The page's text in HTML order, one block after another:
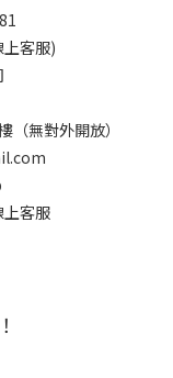
客服)
無對外開放）
上客服